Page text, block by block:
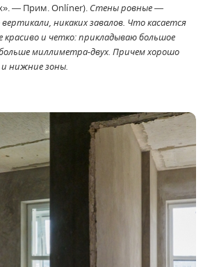
— Прим. Onlíner). Стены ровные —
никаких завалов. Что касается
и четко: прикладываю большое
миллиметра-двух. Причем хорошо
и нижние зоны.